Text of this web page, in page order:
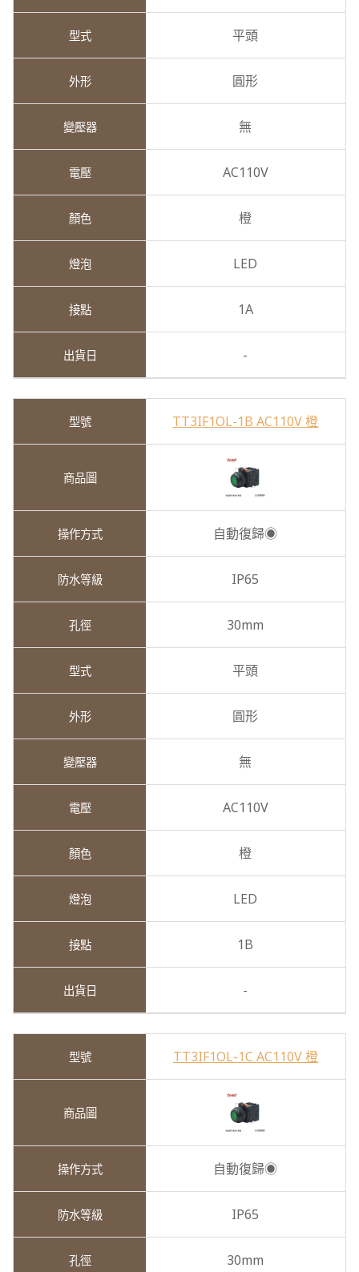
平頭
圓形
無
AC110V
橙
LED
1A
-
TT3IF1OL-1B AC110V 橙
自動復歸◉
IP65
30mm
平頭
圓形
無
AC110V
橙
LED
1B
-
TT3IF1OL-1C AC110V 橙
自動復歸◉
IP65
30mm